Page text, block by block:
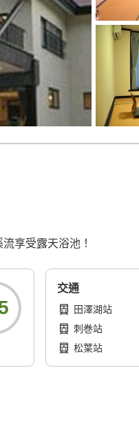
享受露天浴池！
交通
田澤湖站
刺巻站
松葉站